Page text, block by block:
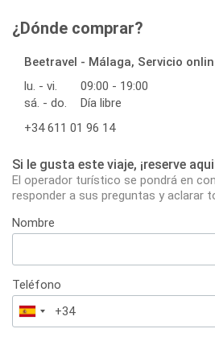
¿Dónde comprar?
Beetravel - Málaga, Servicio
lu. - vi.
09:00 - 19:00
sá. - do.
Día libre
+34 611 01 96 14
Si le gusta este viaje, ¡reserve
El operador turístico se pondrá en
responder a sus preguntas y aclarar
Nombre
Teléfono
España
+34